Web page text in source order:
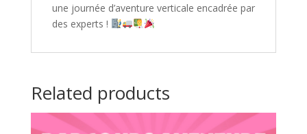
une journée d’aventure verticale encadrée par
des experts !
Related products